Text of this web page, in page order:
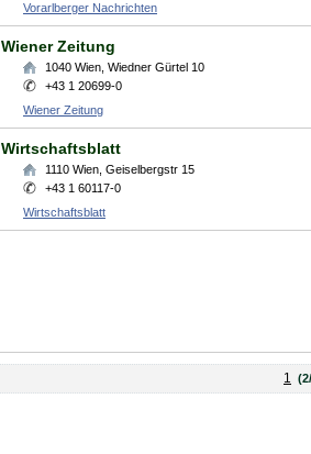
Vorarlberger Nachrichten
Wiener Zeitung
1040 Wien Wiedner Gürtel 10
+43 1 20699-0
Wiener Zeitung
Wirtschaftsblatt
1110 Wien Geiselbergstr 15
+43 1 60117-0
Wirtschaftsblatt
1